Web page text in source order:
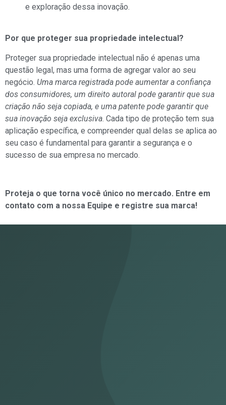
e exploração dessa inovação.
Por que proteger sua propriedade intelectual?
Proteger sua propriedade intelectual não é apenas uma
questão legal, mas uma forma de agregar valor ao seu
negócio. Uma marca registrada pode aumentar a confiança
dos consumidores, um direito autoral pode garantir que sua
criação não seja copiada, e uma patente pode garantir que
sua inovação seja exclusiva. Cada tipo de proteção tem sua
aplicação específica, e compreender qual delas se aplica ao
seu caso é fundamental para garantir a segurança e o
sucesso de sua empresa no mercado.
Proteja o que torna você único no mercado. Entre em
contato com a nossa Equipe e registre sua marca!